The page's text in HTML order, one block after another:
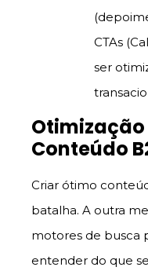
CTAs
ser
Conteúdo
Criar ótimo
batalha. A outra
motores de busca
entender do que